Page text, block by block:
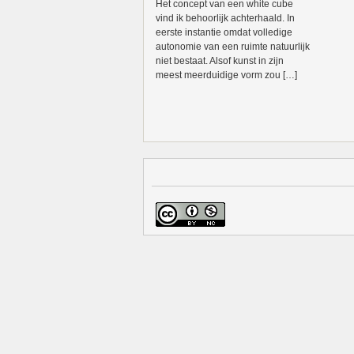
Het concept van een white cube
vind ik behoorlijk achterhaald. In
eerste instantie omdat volledige
autonomie van een ruimte natuurlijk
niet bestaat. Alsof kunst in zijn
meest meerduidige vorm zou […]